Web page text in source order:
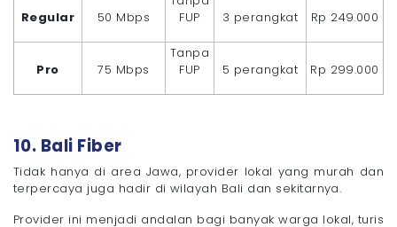
Regular 50 Mbps
FUP
3 perangkat Rp 249.000
Pro 75 Mbps
Tanpa
FUP
5 perangkat Rp 299.000
10. Bali Fiber
Tidak hanya di area Jawa, provider lokal yang murah dan
terpercaya juga hadir di wilayah Bali dan sekitarnya.
Provider ini menjadi andalan bagi banyak warga lokal, turis